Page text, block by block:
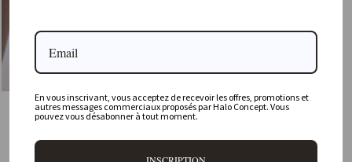
FIAM Amigo Headrest, White FIAM Amigo, White/Grey
En vous inscrivant, vous acceptez de recevoir les offres, promotions et
autres messages commerciaux proposés par Halo Concept. Vous
pouvez vous désabonner à tout moment.